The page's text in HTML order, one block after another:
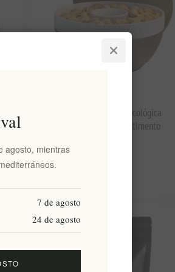
Caja de almacenamiento ecológica
para pistachos con compartimento
EL1888
agosto, mientras
7 de agosto
24 de agosto